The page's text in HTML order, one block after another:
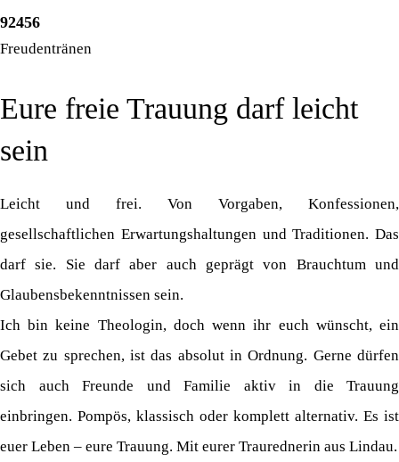
92456
Freudentränen
Eure freie Trauung darf leicht
sein
Leicht und frei. Von Vorgaben, Konfessionen,
gesellschaftlichen Erwartungshaltungen und Traditionen. Das
darf sie. Sie darf aber auch geprägt von Brauchtum und
Glaubensbekenntnissen sein.
Ich bin keine Theologin, doch wenn ihr euch wünscht, ein
Gebet zu sprechen, ist das absolut in Ordnung. Gerne dürfen
sich auch Freunde und Familie aktiv in die Trauung
einbringen. Pompös, klassisch oder komplett alternativ. Es ist
euer Leben – eure Trauung. Mit eurer Traurednerin aus Lindau.